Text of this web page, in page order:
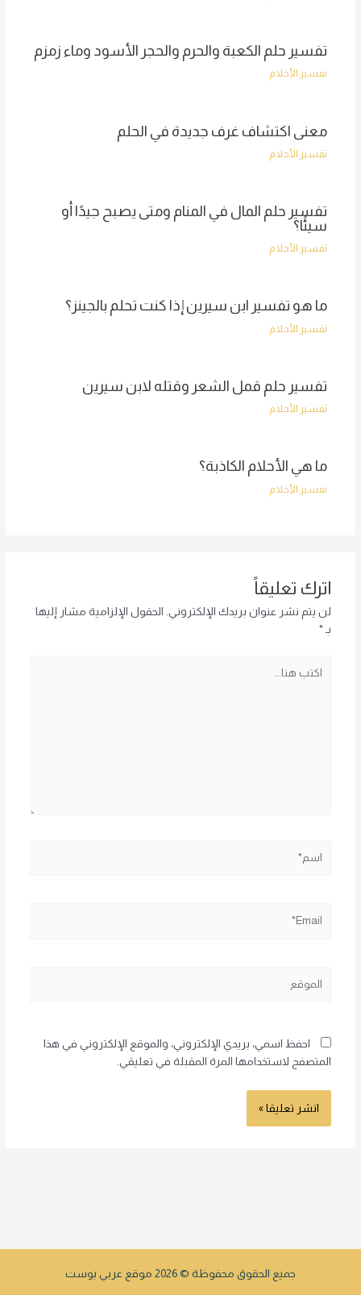
تفسير حلم الكعبة والحرم والحجر الأسود وماء زمزم
تفسير الأحلام
معنى اكتشاف غرف جديدة في الحلم
تفسير الأحلام
تفسير حلم المال في المنام ومتى يصبح جيدًا أو
سيئًا؟
تفسير الأحلام
ما هو تفسير ابن سيرين إذا كنت تحلم بالجينز؟
تفسير الأحلام
تفسير حلم قمل الشعر وقتله لابن سيرين
تفسير الأحلام
ما هي الأحلام الكاذبة؟
تفسير الأحلام
اترك تعليقاً
لن يتم نشر عنوان بريدك الإلكتروني. الحقول الإلزامية مشار إليها
بـ *
احفظ اسمي، بريدي الإلكتروني، والموقع الإلكتروني في هذا
المتصفح لاستخدامها المرة المقبلة في تعليقي.
جميع الحقوق محفوظة © 2026 موقع عربي بوست